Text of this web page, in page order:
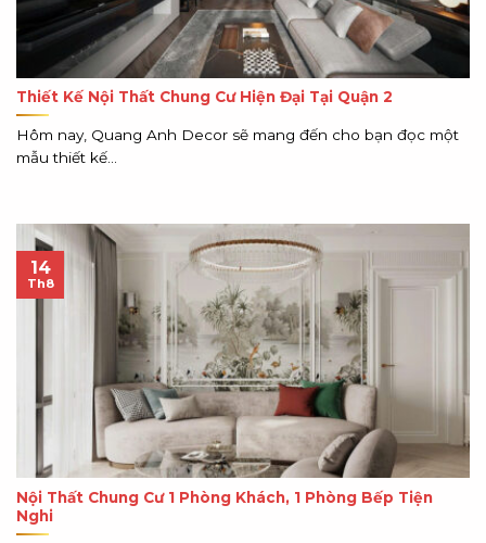
Thiết Kế Nội Thất Chung Cư Hiện Đại Tại Quận 2
Hôm nay, Quang Anh Decor sẽ mang đến cho bạn đọc một
mẫu thiết kế...
Nội Thất Chung Cư 1 Phòng Khách, 1 Phòng Bếp Tiện
Nghi
14
Th8